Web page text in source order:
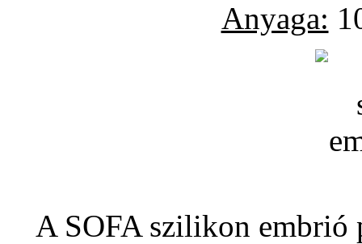
Anyaga:
A SOFA szilikon embrió